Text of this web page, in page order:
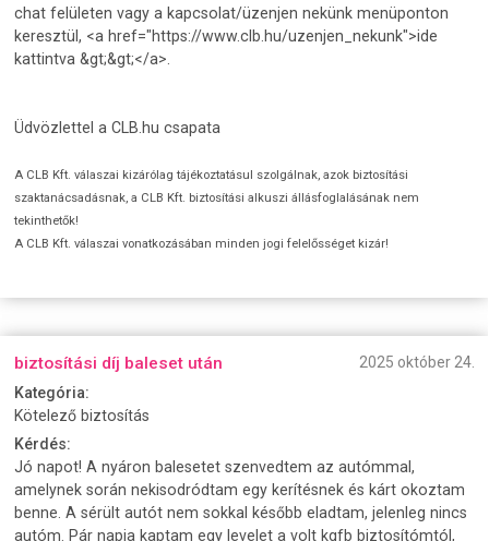
chat felületen vagy a kapcsolat/üzenjen nekünk menüponton
keresztül, <a href="https://www.clb.hu/uzenjen_nekunk">ide
kattintva &gt;&gt;</a>.
Üdvözlettel a CLB.hu csapata
A CLB Kft. válaszai kizárólag tájékoztatásul szolgálnak, azok biztosítási
szaktanácsadásnak, a CLB Kft. biztosítási alkuszi állásfoglalásának nem
tekinthetők!
A CLB Kft. válaszai vonatkozásában minden jogi felelősséget kizár!
biztosítási díj baleset után
2025 október 24.
Kategória:
Kötelező biztosítás
Kérdés:
Jó napot! A nyáron balesetet szenvedtem az autómmal,
amelynek során nekisodródtam egy kerítésnek és kárt okoztam
benne. A sérült autót nem sokkal később eladtam, jelenleg nincs
autóm. Pár napja kaptam egy levelet a volt kgfb biztosítómtól,